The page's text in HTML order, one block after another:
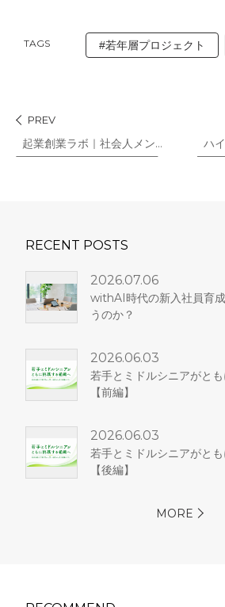
TAGS #若年層プロジェクト
PREV
起業創業ラボ｜社会人メンターインタビューvol.1
RECENT POSTS
2026.07.06
withAI時代の新入社員育
うのか？
2026.06.03
若手とミドルシニアがと
【前編】
2026.06.03
若手とミドルシニアがと
【後編】
MORE